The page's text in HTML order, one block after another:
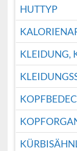
HUTTYP
KLEIDUNG,